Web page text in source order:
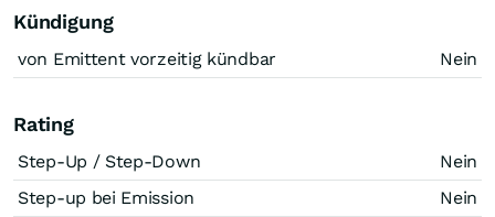
Kündigung
von Emittent vorzeitig kündbar Nein
Rating
Step-Up / Step-Down
Nein
Step-up bei Emission
Nein